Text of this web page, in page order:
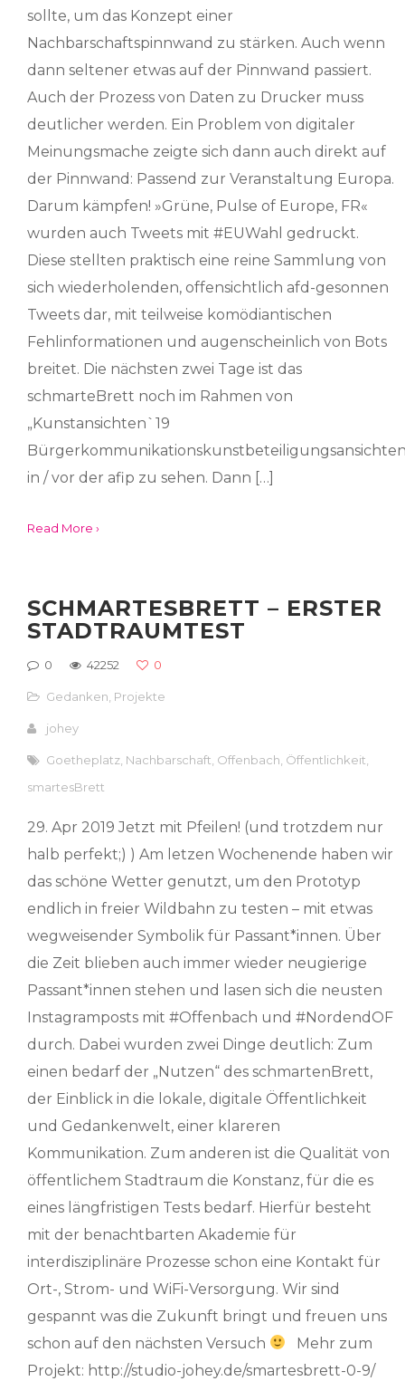
sollte, um das Konzept einer
Nachbarschaftspinnwand zu stärken. Auch wenn
dann seltener etwas auf der Pinnwand passiert.
Auch der Prozess von Daten zu Drucker muss
deutlicher werden. Ein Problem von digitaler
Meinungsmache zeigte sich dann auch direkt auf
der Pinnwand: Passend zur Veranstaltung Europa.
Darum kämpfen! »Grüne, Pulse of Europe, FR«
wurden auch Tweets mit #EUWahl gedruckt.
Diese stellten praktisch eine reine Sammlung von
sich wiederholenden, offensichtlich afd-gesonnen
Tweets dar, mit teilweise komödiantischen
Fehlinformationen und augenscheinlich von Bots
breitet. Die nächsten zwei Tage ist das
schmarteBrett noch im Rahmen von
„Kunstansichten`19
in / vor der afip zu sehen. Dann […]
Read More ›
SCHMARTESBRETT – ERSTER
STADTRAUMTEST
0 42252 0
Gedanken Projekte
johey
Goetheplatz Nachbarschaft Offenbach Öffentlichkeit
smartesBrett
29. Apr 2019 Jetzt mit Pfeilen! (und trotzdem nur
halb perfekt;) ) Am letzen Wochenende haben wir
das schöne Wetter genutzt, um den Prototyp
endlich in freier Wildbahn zu testen – mit etwas
wegweisender Symbolik für Passant*innen. Über
die Zeit blieben auch immer wieder neugierige
Passant*innen stehen und lasen sich die neusten
Instagramposts mit #Offenbach und #NordendOF
durch. Dabei wurden zwei Dinge deutlich: Zum
einen bedarf der „Nutzen“ des schmartenBrett,
der Einblick in die lokale, digitale Öffentlichkeit
und Gedankenwelt, einer klareren
Kommunikation. Zum anderen ist die Qualität von
öffentlichem Stadtraum die Konstanz, für die es
eines längfristigen Tests bedarf. Hierfür besteht
mit der benachtbarten Akademie für
interdisziplinäre Prozesse schon eine Kontakt für
Ort-, Strom- und WiFi-Versorgung. Wir sind
gespannt was die Zukunft bringt und freuen uns
schon auf den nächsten Versuch
Mehr zum
Projekt: http://studio-johey.de/smartesbrett-0-9/